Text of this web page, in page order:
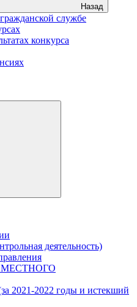
Назад
службе
конкурса
деятельность)
2021-2022 годы и истекший